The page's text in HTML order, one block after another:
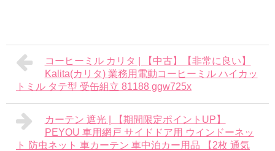
コーヒーミル カリタ | 【中古】【非常に良い】
Kalita(カリタ) 業務用電動コーヒーミル ハイカッ
トミル タテ型 受缶組立 81188 ggw725x
カーテン 遮光 | 【期間限定ポイントUP】
PEYOU 車用網戸 サイドドア用 ウインドーネッ
ト 防虫ネット 車カーテン 車中泊カー用品 【2枚 通気